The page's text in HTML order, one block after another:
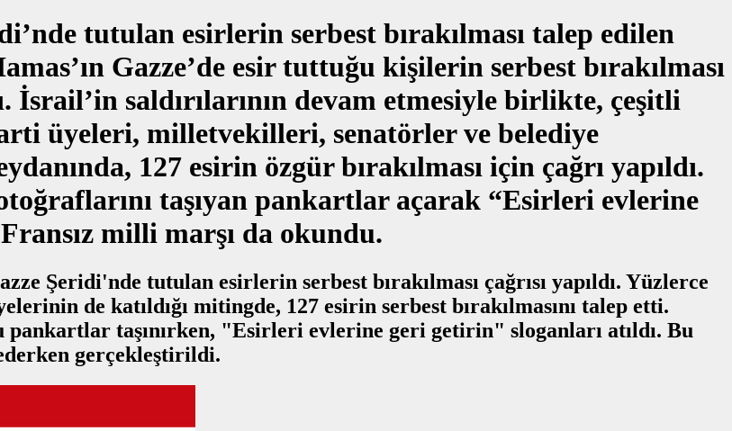
tutulan esirlerin serbest bırakılması talep edilen
Gazze’de esir tuttuğu kişilerin serbest bırakılması
saldırılarının devam etmesiyle birlikte, çeşitli
üyeleri, milletvekilleri, senatörler ve belediye
127 esirin özgür bırakılması için çağrı yapıldı.
taşıyan pankartlar açarak “Esirleri evlerine
milli marşı da okundu.
Şeridi'nde tutulan esirlerin serbest bırakılması çağrısı yapıldı. Yüzlerce
de katıldığı mitingde, 127 esirin serbest bırakılmasını talep etti.
taşınırken, "Esirleri evlerine geri getirin" sloganları atıldı. Bu
gerçekleştirildi.